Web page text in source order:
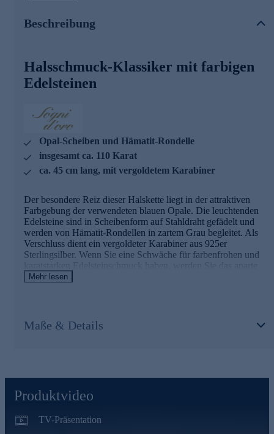
Ihr Vorteil: Schmuck in geprüfter Top-
keine Kompromisse ein. Unsere Schmuckwaren durchlaufen
in unserer Qualitätssicherung sowie seitens unserer
Lieferanten strengste Prüfprozesse. Unter anderem gehört
der Schweizer Edelmetallkontrollgesetzgebung.
Auslieferung mit Zertifikat.
Greifen Sie bei diesem einzigartigen Collier lieber schnell
zu - gleich hier bequem online bestellen.
Beschreibung
Halsschmuck-Klassiker mit farbigen
Edelsteinen
Opal-Scheiben und Hämatit-Rondelle
insgesamt ca. 110 Karat
ca. 45 cm lang, mit vergoldetem Karabiner
Der besondere Reiz dieser Halskette liegt in der attraktiven
Farbgebung der verwendeten blauen Opale. Die leuchtenden
Edelsteine sind in Scheibenform auf Stahldraht gefädelt und
werden von Hämatit-Rondellen in zartem Grau begleitet. Als
Verschluss dient ein vergoldeter Karabiner aus 925er
Sterlingsilber. Wenn Sie eine Schwäche für farbenfrohen und
karatstarken Edelsteinschmuck haben, werden Sie das aparte
Sogni d'oro Terra Opalis Collier lieben.
Was die Qualität unserer Schmuckstücke angeht, gehen wir
Edelmetallkontrollgesetzgebung. Auslieferung mit Zertifikat.
Greifen Sie bei diesem einzigartigen Collier lieber schnell
Mehr lesen
Maße & Details
Produktvideo
TV-Präsentation